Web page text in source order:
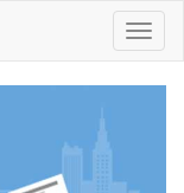
中
国